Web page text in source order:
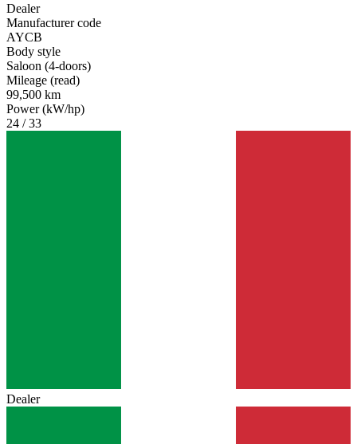
Dealer
Manufacturer code
AYCB
Body style
Saloon (4-doors)
Mileage (read)
99,500 km
Power (kW/hp)
24 / 33
Dealer